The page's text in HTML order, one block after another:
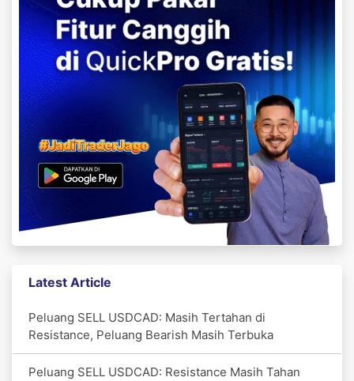
Latest Article
Peluang SELL USDCAD: Masih Tertahan di
Resistance, Peluang Bearish Masih Terbuka
Peluang SELL USDCAD: Resistance Masih Tahan